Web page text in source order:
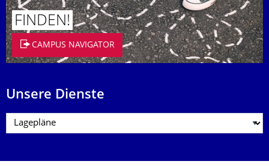
FINDEN!
CAMPUS NAVIGATOR
Unsere Dienste